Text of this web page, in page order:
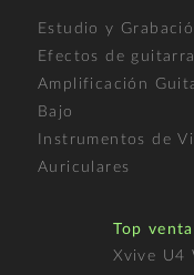
Estudio y
Efectos de
Amplificación
Bajo
Instrumentos de
Auriculares
Top
Xvive U4